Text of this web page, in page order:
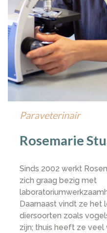
Paraveterinair
Rosemarie
Sinds 2002 werkt
zich graag bezig met
Daarnaast vindt ze het
diersoorten zoals
zijn; thuis heeft ze